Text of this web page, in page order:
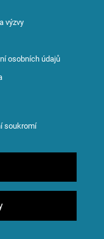
výzvy
osobních údajů
soukromí